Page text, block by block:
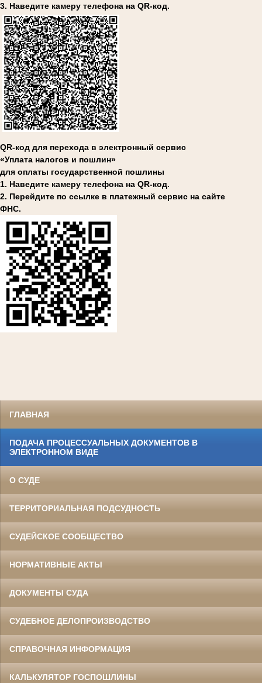
3. Наведите камеру телефона на QR-код.
QR-код для перехода в электронный сервис
«Уплата налогов и пошлин»
для оплаты государственной пошлины
1. Наведите камеру телефона на QR-код.
2. Перейдите по ссылке в платежный сервис на сайте
ФНС.
ГЛАВНАЯ
ПОДАЧА ПРОЦЕССУАЛЬНЫХ ДОКУМЕНТОВ В
ЭЛЕКТРОННОМ ВИДЕ
О СУДЕ
ТЕРРИТОРИАЛЬНАЯ ПОДСУДНОСТЬ
СУДЕЙСКОЕ СООБЩЕСТВО
НОРМАТИВНЫЕ АКТЫ
ДОКУМЕНТЫ СУДА
СУДЕБНОЕ ДЕЛОПРОИЗВОДСТВО
СПРАВОЧНАЯ ИНФОРМАЦИЯ
КАЛЬКУЛЯТОР ГОСПОШЛИНЫ